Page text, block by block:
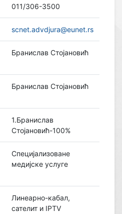
011/306-3500
scnet.advdjura@eunet.rs
Бранислав Стојановић
Бранислав Стојановић
1.Бранислав
Стојановић-100%
Специјализоване
медијске услуге
Линеарно-кабал,
сателит и IPTV